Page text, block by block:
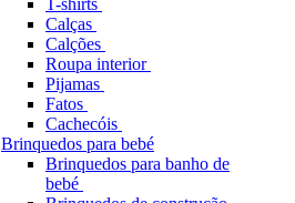
T-shirts
Calças
Calções
Roupa interior
Pijamas
Fatos
Cachecóis
Brinquedos para bebé
Brinquedos para banho de
bebé